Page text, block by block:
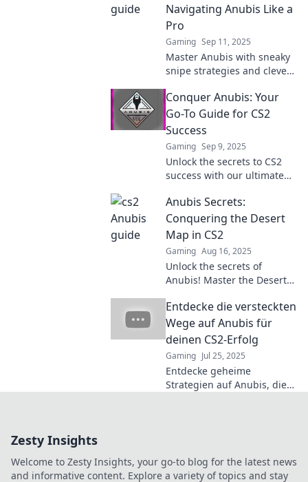
Navigating Anubis Like a
Pro
Gaming Sep 11, 2025
Master Anubis with sneaky
snipe strategies and clever
dominate the battlefield
and outsmart your
opponents.
Conquer Anubis: Your
Go-To Guide for CS2
Success
Gaming Sep 9, 2025
Unlock the secrets to CS2
success with our ultimate
—transform your gameplay
and dominate the
competition!
Anubis Secrets:
Conquering the Desert
Map in CS2
Gaming Aug 16, 2025
Unlock the secrets of
Anubis! Master the Desert
and strategies that will
elevate your gameplay to
new heights.
Entdecke die versteckten
Wege auf Anubis für
deinen CS2-Erfolg
Gaming Jul 25, 2025
Entdecke geheime
Strategien auf Anubis, die
Zesty Insights
Welcome to Zesty Insights, your go-to blog for the latest news
and informative content. Explore a variety of topics and stay